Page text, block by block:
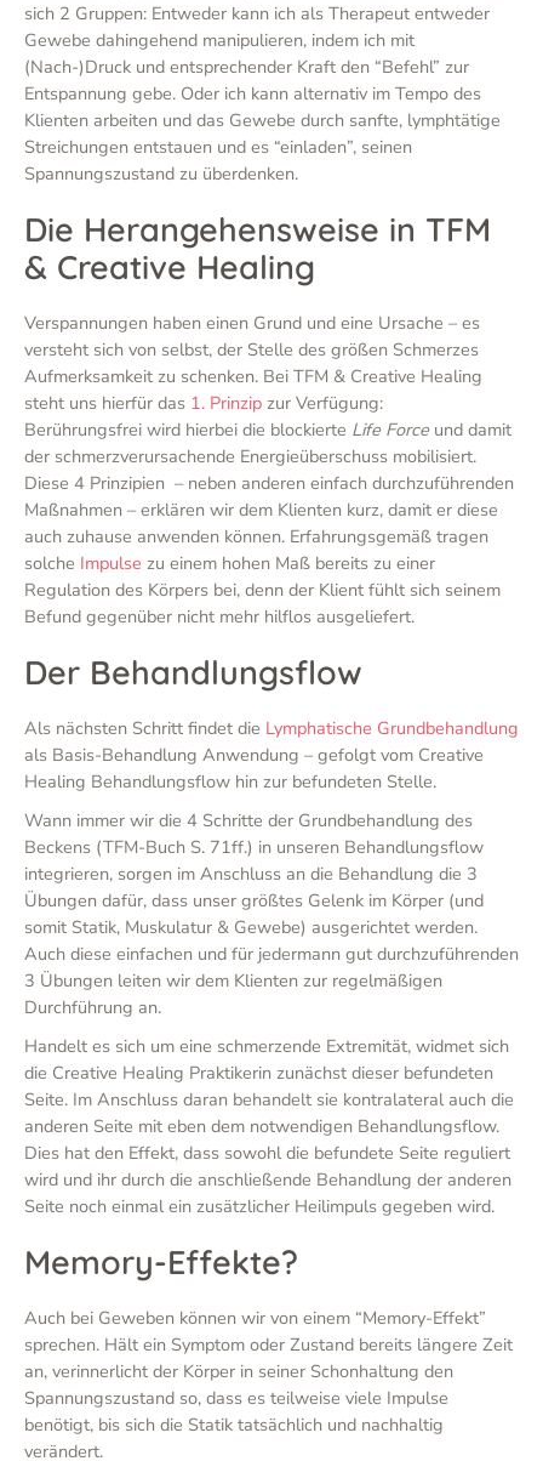
sich 2 Gruppen: Entweder kann ich als Therapeut entweder
Gewebe dahingehend manipulieren, indem ich mit
(Nach-)Druck und entsprechender Kraft den “Befehl” zur
Entspannung gebe. Oder ich kann alternativ im Tempo des
Klienten arbeiten und das Gewebe durch sanfte, lymphtätige
Streichungen entstauen und es “einladen”, seinen
Spannungszustand zu überdenken.
Die Herangehensweise in TFM
& Creative Healing
Verspannungen haben einen Grund und eine Ursache – es
versteht sich von selbst, der Stelle des größen Schmerzes
Aufmerksamkeit zu schenken. Bei TFM & Creative Healing
steht uns hierfür das 1. Prinzip zur Verfügung:
Berührungsfrei wird hierbei die blockierte Life Forceund damit
der schmerzverursachende Energieüberschuss mobilisiert.
Diese 4 Prinzipien – neben anderen einfach durchzuführenden
Maßnahmen – erklären wir dem Klienten kurz, damit er diese
auch zuhause anwenden können. Erfahrungsgemäß tragen
solche Impulse zu einem hohen Maß bereits zu einer
Regulation des Körpers bei, denn der Klient fühlt sich seinem
Befund gegenüber nicht mehr hilflos ausgeliefert.
Der Behandlungsflow
Als nächsten Schritt findet die Lymphatische Grundbehandlung
als Basis-Behandlung Anwendung – gefolgt vom Creative
Healing Behandlungsflow hin zur befundeten Stelle.
Wann immer wir die 4 Schritte der Grundbehandlung des
Beckens (TFM-Buch S. 71ff.) in unseren Behandlungsflow
integrieren, sorgen im Anschluss an die Behandlung die 3
Übungen dafür, dass unser größtes Gelenk im Körper (und
somit Statik, Muskulatur & Gewebe) ausgerichtet werden.
Auch diese einfachen und für jedermann gut durchzuführenden
3 Übungen leiten wir dem Klienten zur regelmäßigen
Durchführung an.
Handelt es sich um eine schmerzende Extremität, widmet sich
die Creative Healing Praktikerin zunächst dieser befundeten
Seite. Im Anschluss daran behandelt sie kontralateral auch die
anderen Seite mit eben dem notwendigen Behandlungsflow.
Dies hat den Effekt, dass sowohl die befundete Seite reguliert
wird und ihr durch die anschließende Behandlung der anderen
Seite noch einmal ein zusätzlicher Heilimpuls gegeben wird.
Memory-Effekte?
Auch bei Geweben können wir von einem “Memory-Effekt”
sprechen. Hält ein Symptom oder Zustand bereits längere Zeit
an, verinnerlicht der Körper in seiner Schonhaltung den
Spannungszustand so, dass es teilweise viele Impulse
benötigt, bis sich die Statik tatsächlich und nachhaltig
verändert.